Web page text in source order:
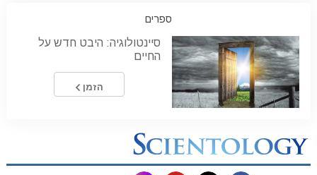
ספרים
סיינטולוגיה: היבט חדש על
החיים
הזמן